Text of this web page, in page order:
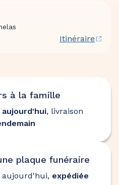
Itinéraire
à la famille
aujourd'hui, livraison
plaque funéraire
aujourd'hui, expédiée